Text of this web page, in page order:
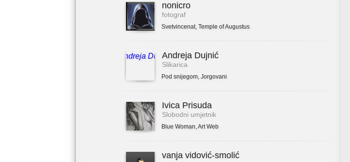
nonicro
fotograf
Svetvincenat, Temple of Augustus
Andreja Dujnić
Slikarica
Pod snijegom, Jorgovani
Ivica Prisuda
Slobodni umjetnik
Blue Woman,Art Web
vanja vidović-smolić